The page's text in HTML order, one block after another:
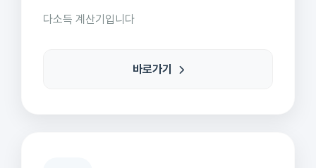
다소득 계산기입니다
바로가기